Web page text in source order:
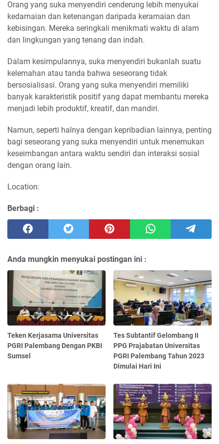
Orang yang suka menyendiri cenderung lebih menyukai
kedamaian dan ketenangan daripada keramaian dan
kebisingan. Mereka seringkali menikmati waktu di alam
dan lingkungan yang tenang dan indah.
Dalam kesimpulannya, suka menyendiri bukanlah suatu
kelemahan atau tanda bahwa seseorang tidak
bersosialisasi. Orang yang suka menyendiri memiliki
banyak karakteristik positif yang dapat membantu mereka
menjadi lebih produktif, kreatif, dan mandiri.
Namun, seperti halnya dengan kepribadian lainnya, penting
bagi seseorang yang suka menyendiri untuk menemukan
keseimbangan antara waktu sendiri dan interaksi sosial
dengan orang lain.
Location:
Berbagi :
Anda mungkin menyukai postingan ini :
Teken Kerjasama Universitas
PGRI Palembang Dengan PKBI
Sumsel
Tes Subtantif Gelombang II
PPG Prajabatan Universitas
PGRI Palembang Tahun 2023
Dimulai Hari Ini